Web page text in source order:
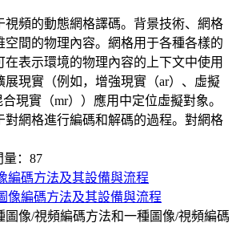
視頻的動態網格譯碼。背景技術、網格
空間的物理內容。網格用于各種各樣的
在表示環境的物理內容的上下文中使用
展現實（例如，增強現實（ar）、虛擬
現實（mr））應用中定位虛擬對象。
對網格進行編碼和解碼的過程。對網格
量：87
編碼方法及其設備與流程
圖像/視頻編碼方法和一種圖像/視頻編碼